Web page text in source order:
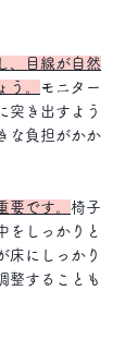
、目線が自然
う。
モニター
突き出すよう
な負担がかか
要です。 椅子
をしっかりと
床にしっかり
整することも